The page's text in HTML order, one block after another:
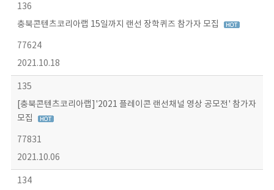
136
충북콘텐츠코리아랩 15일까지 랜선 장학퀴즈 참가자 모집
77624
2021.10.18
135
[충북콘텐츠코리아랩]'2021 플레이콘 랜선채널 영상 공모전' 참가자
모집
77831
2021.10.06
134